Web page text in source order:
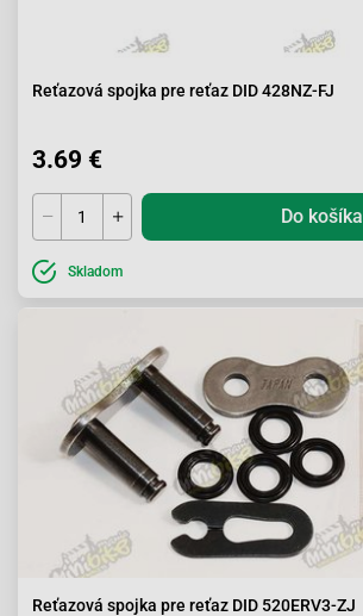
Reťazová spojka pre reťaz DID 428NZ-FJ
3.69 €
Do košíka
Skladom
Reťazová spojka pre reťaz DID 520ERV3-ZJ